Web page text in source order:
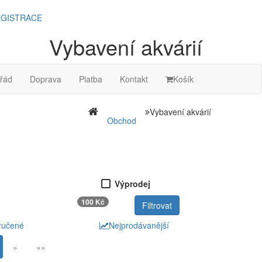
Vybavení akvárií
Doprava Platba Kontakt Košík
Obchod
Vybavení akvárií
Výprodej
100 Kč
Nejprodávanější
»
»»